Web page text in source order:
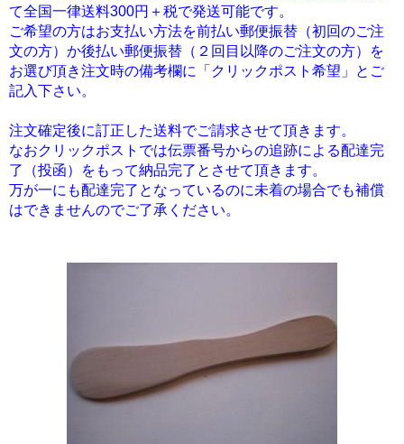
て全国一律送料300円＋税で発送可能です。
ご希望の方はお支払い方法を前払い郵便振替（初回のご注
文の方）か後払い郵便振替（２回目以降のご注文の方）を
お選び頂き注文時の備考欄に「クリックポスト希望」とご
記入下さい。
注文確定後に訂正した送料でご請求させて頂きます。
なおクリックポストでは伝票番号からの追跡による配達完
了（投函）をもって納品完了とさせて頂きます。
万が一にも配達完了となっているのに未着の場合でも補償
はできませんのでご了承ください。